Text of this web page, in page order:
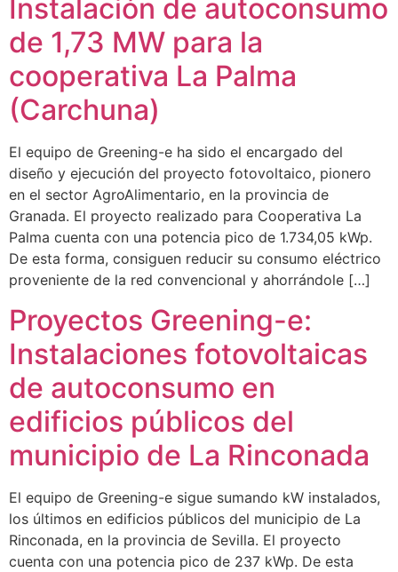
Instalación de autoconsumo
de 1,73 MW para la
cooperativa La Palma
(Carchuna)
El equipo de Greening-e ha sido el encargado del
diseño y ejecución del proyecto fotovoltaico, pionero
en el sector AgroAlimentario, en la provincia de
Granada. El proyecto realizado para Cooperativa La
Palma cuenta con una potencia pico de 1.734,05 kWp.
De esta forma, consiguen reducir su consumo eléctrico
proveniente de la red convencional y ahorrándole […]
Proyectos Greening-e:
Instalaciones fotovoltaicas
de autoconsumo en
edificios públicos del
municipio de La Rinconada
El equipo de Greening-e sigue sumando kW instalados,
los últimos en edificios públicos del municipio de La
Rinconada, en la provincia de Sevilla. El proyecto
cuenta con una potencia pico de 237 kWp. De esta